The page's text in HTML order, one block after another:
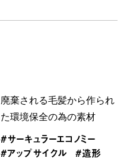
廃棄される毛髪から作られ
た環境保全の為の素材
#サーキュラーエコノミー
#アップサイクル
#造形